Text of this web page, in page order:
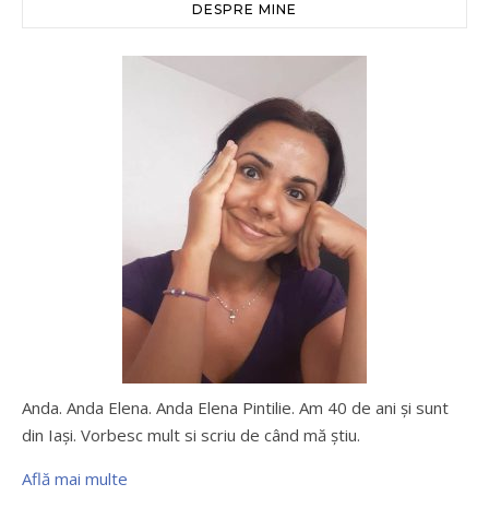
DESPRE MINE
Anda. Anda Elena. Anda Elena Pintilie. Am 40 de ani şi sunt
din Iaşi. Vorbesc mult si scriu de când mă ştiu.
Află mai multe